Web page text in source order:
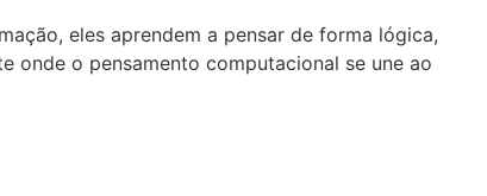
eles aprendem a pensar de forma lógica,
onde o pensamento computacional se une ao